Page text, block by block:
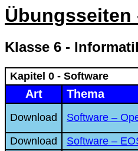
Übungsseiten
Klasse 6 -
Kapitel 0 - Software
Art Thema
Download Software –
Download
Software –